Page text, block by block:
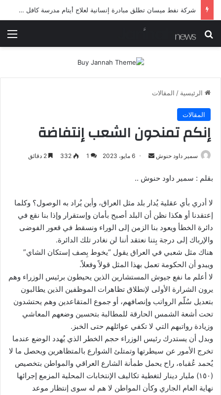
شرطة ميسان تلقي القبض على مطلقي العيارات النارية أثناء تشييع جنائزي في العمارة
بحث عن
الرئيسية / المقالات
المقالات
إنكم تمنحون الشعب إنتفاضة
سمير داود حنوش
أرسل
إلكترونيا
6 مايو، 2023 1
332
بقلم : سمير داود حنوش ..
لا أدري بأي عقلية يُدار بلد مثل العراق، وأين يُراد به الوصول؟ وكلما
إعتقدنا أو هكذا نظن أن البلد أصبح بأمان وإستقرار وإذا بنا نقع في
دائرة الخطأ ويعود بنا الزمن إلى الوراء ونسقط في قعور الفوضى
والإرباك إلى درجة بِتنا نعتقد أننا لن نغادر تلك الدائرة.
هناك مثل شعبي في العراق يقول “يخوط بِصف إستكان الشاي”
ويبدو أن الحكومة تعمل بهذا المثل قولاً وفعلاً.
لا أعلم ما نفع جيوش المستشارين الذين يحيطون برئيس الوزراء وهم
يرون الشرارة الأولى لإنطلاق تظاهرات الموظفين الذين يطالبون
بتعديل سُلّم الرواتب وإنصافهم، أو جموع المتقاعدين وهم يحتشدون
تحت أشعة الشمس الحارقة للمطالبة بتحسين وضعهم المعاشي
وزيادة رواتبهم التي لا تكفي عوائلهم حتى الخبز.
وبدل أن يستدرك رئيس الوزراء حجم الخطر الذي يُهدد الوضع عندما
تخرج الأمور عن سيطرتها وتمتلئ الشوارع بالمتظاهرين ويحصل ما لا
يُحمد عُقباه، راح يحمل طمأنة الشارع العراقي والمواطن بتخصيص
(١٥٠) مليار دينار لتغطية تكاليف الإنتخابات المحلية المزمع إجرائها
نهاية العام الجاري وكأن المواطن لا هم له سوى إنتظار موعد